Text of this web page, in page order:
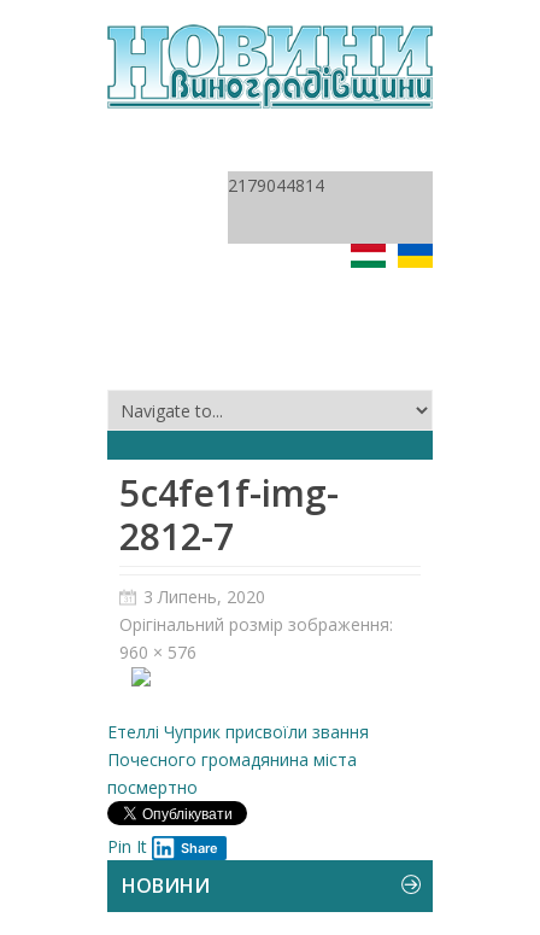
2179044814
5c4fe1f-img-
2812-7
3 Липень, 2020
Орігінальний розмір зображення:
960 × 576
Етеллі Чуприк присвоїли звання
Почесного громадянина міста
посмертно
Pin It Share
НОВИНИ